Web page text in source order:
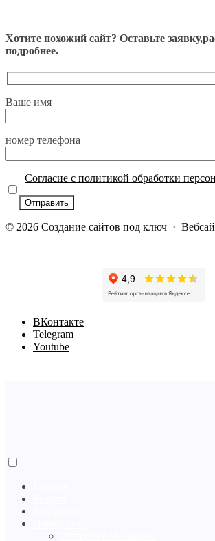
Хотите похожий сайт? Оставьте
подробнее.
Ваше имя
номер телефона
Согласие с политикой обработки
© 2026 Cоздание сайтов под ключ ·
BКонтакте
Telegram
Youtube